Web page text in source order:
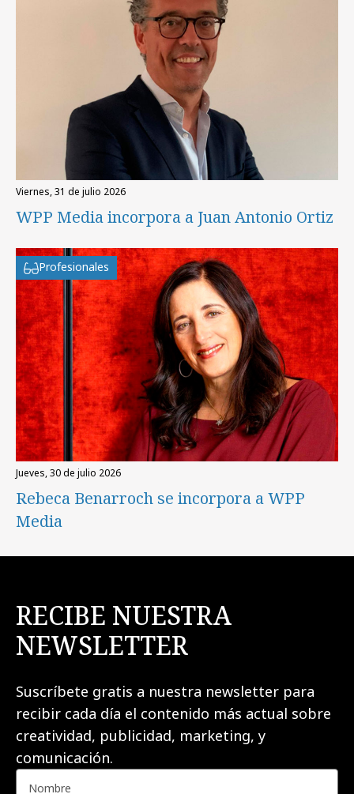
viernes, 31 de julio 2026
WPP Media incorpora a Juan Antonio Ortiz
Profesionales
jueves, 30 de julio 2026
Rebeca Benarroch se incorpora a WPP
Media
RECIBE NUESTRA
NEWSLETTER
Suscríbete gratis a nuestra newsletter para
recibir cada día el contenido más actual sobre
creatividad, publicidad, marketing, y
comunicación.